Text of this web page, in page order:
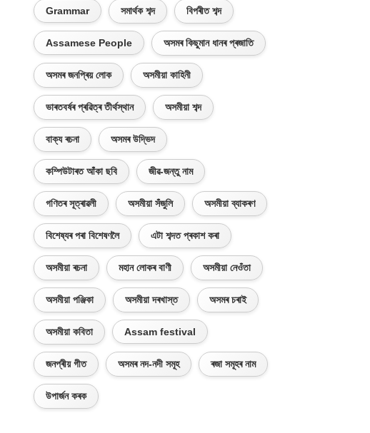
Grammar সমাৰ্থক শব্দ বিপৰীত শব্দ
Assamese People অসমৰ কিছুমান ধানৰ প্ৰজাতি
অসমৰ জনপ্ৰিয় লোক অসমীয়া কাহিনী
ভাৰতবৰ্ষৰ প্ৰৱিত্ৰ তীৰ্থস্থান অসমীয়া শব্দ
বাক্য ৰচনা অসমৰ উদ্ভিদ
কম্পিউটাৰত আঁকা ছবি জীৱ-জন্তু নাম
গণিতৰ সূত্ৰাৱলী অসমীয়া সঁজুলি অসমীয়া ব্যাকৰণ
বিশেষ্যৰ পৰা বিশেষণলৈ এটা শব্দত প্ৰকাশ কৰা
অসমীয়া ৰচনা মহান লোকৰ বাণী অসমীয়া নেওঁতা
অসমীয়া পঞ্জিকা অসমীয়া দৰখাস্ত অসমৰ চৰাই
অসমীয়া কবিতা Assam festival
জনপ্ৰীয় গীত অসমৰ নদ-নদী সমূহ ৰজা সমূহৰ নাম
উপাৰ্জন কৰক